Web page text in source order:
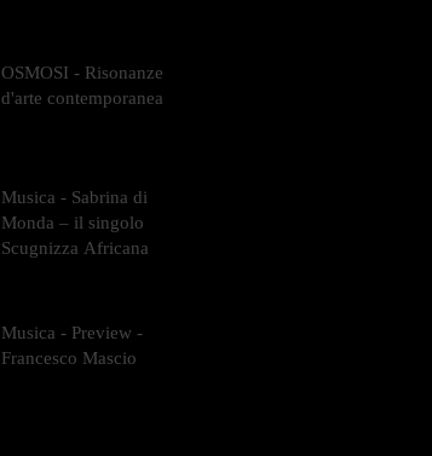
OSMOSI - Risonanze
d'arte contemporanea
Musica - Sabrina di
Monda – il singolo
Scugnizza Africana
Musica - Preview -
Francesco Mascio